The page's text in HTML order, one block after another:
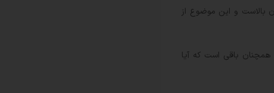
بالاست و این موضوع از
باقی است که آیا